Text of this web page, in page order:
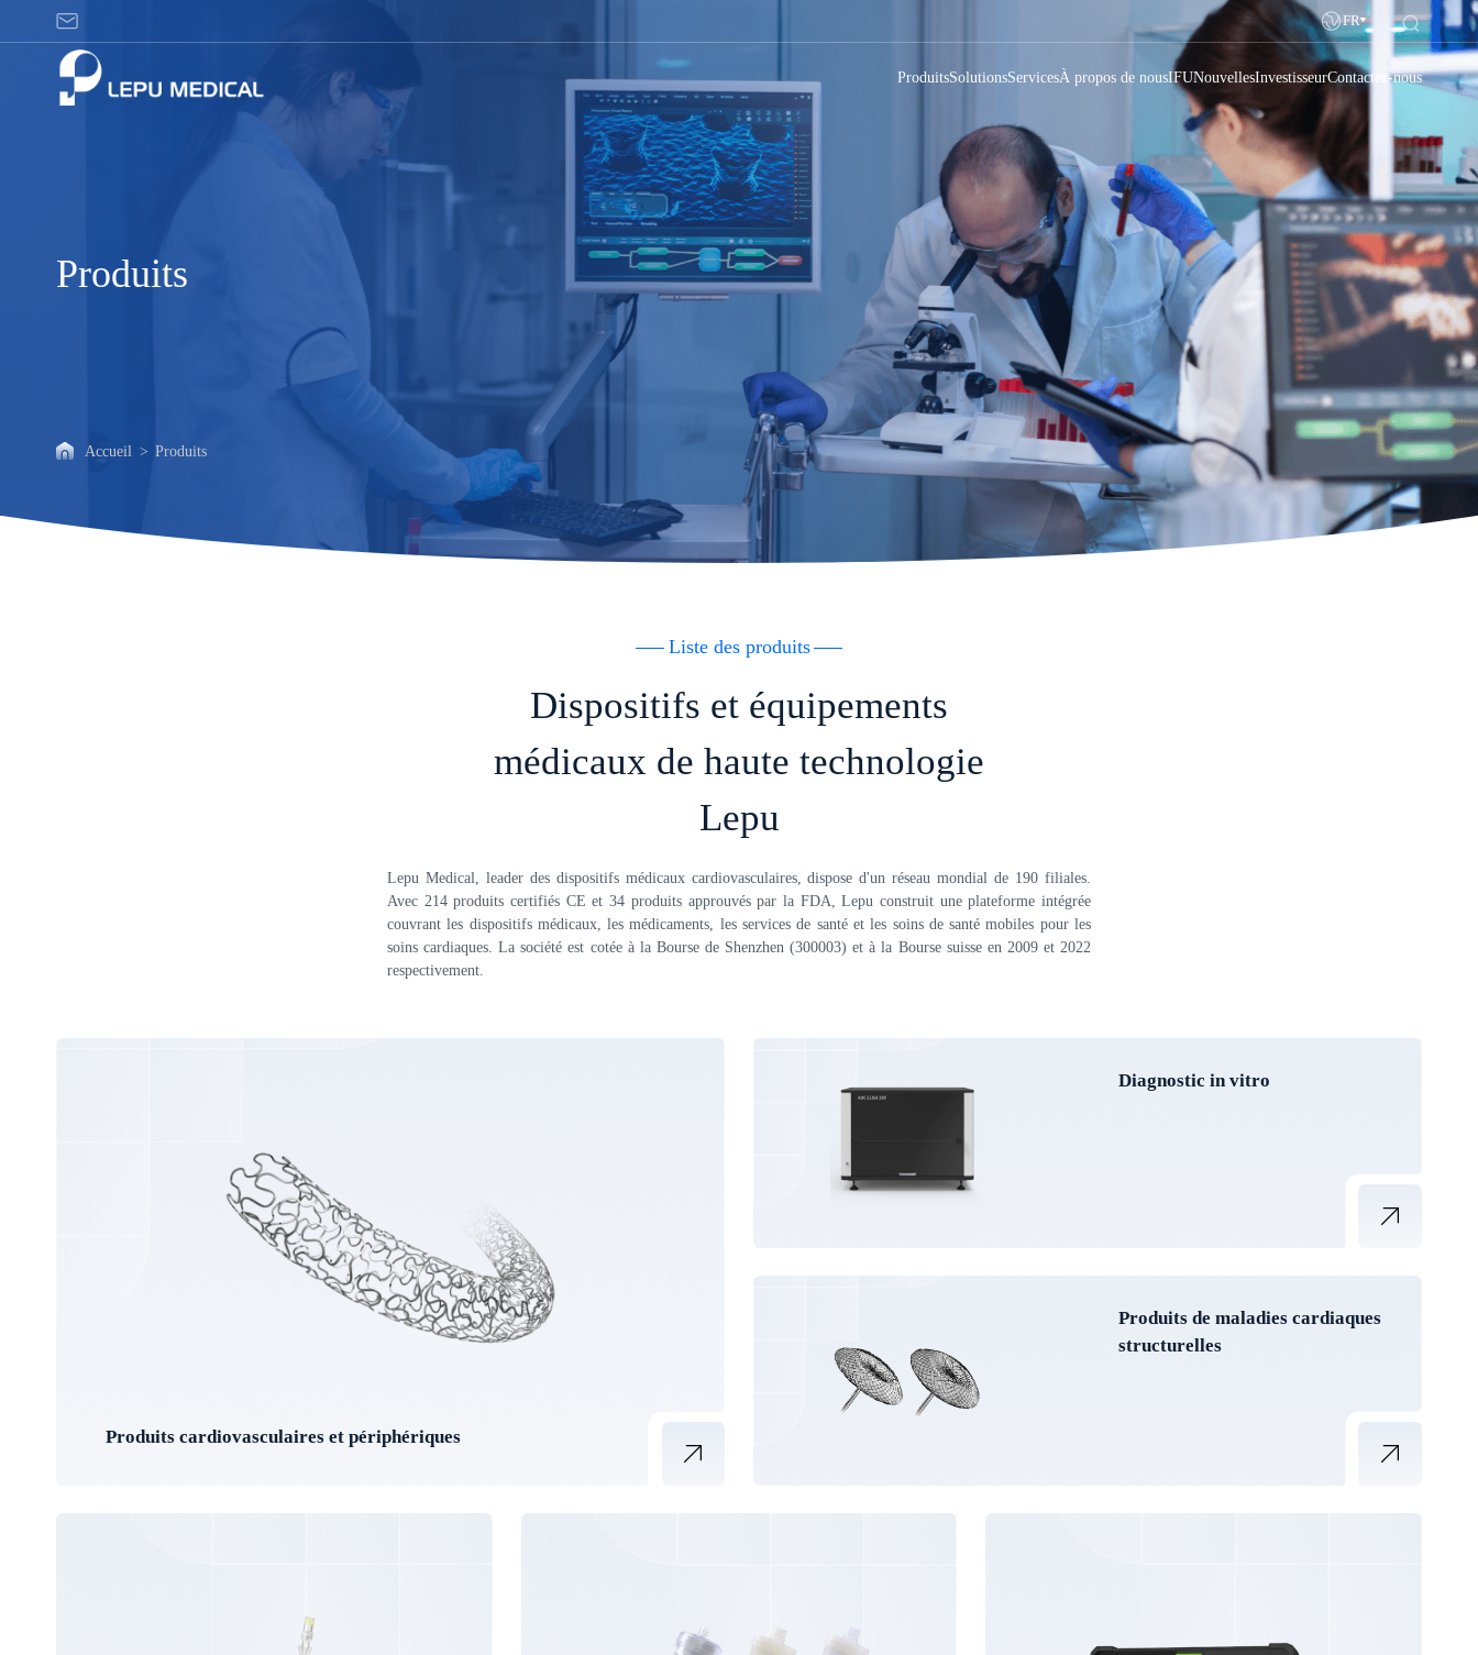
Produits FR
ProduitsSolutionsServicesÀ propos de nousIFUNouvellesInvestisseurContactez-nous
Produits
Accueil > Produits
Liste des produits
Dispositifs et équipements
médicaux de haute technologie
Lepu
Lepu Medical, leader des dispositifs médicaux cardiovasculaires, dispose d'un réseau mondial de 190 filiales.
Avec 214 produits certifiés CE et 34 produits approuvés par la FDA, Lepu construit une plateforme intégrée
couvrant les dispositifs médicaux, les médicaments, les services de santé et les soins de santé mobiles pour les
soins cardiaques. La société est cotée à la Bourse de Shenzhen (300003) et à la Bourse suisse en 2009 et 2022
respectivement.
Produits cardiovasculaires et périphériques
Diagnostic in vitro
Produits de maladies cardiaques
structurelles